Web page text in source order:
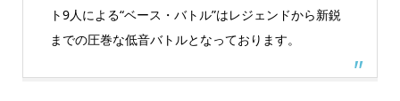
ト9人による“ベース・バトル”はレジェンドから新鋭
までの圧巻な低音バトルとなっております。